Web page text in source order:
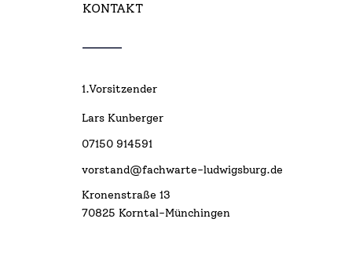
KONTAKT
1.Vorsitzender
Lars Kunberger
07150 914591
vorstand@fachwarte-ludwigsburg.de
Kronenstraße 13
70825 Korntal-Münchingen